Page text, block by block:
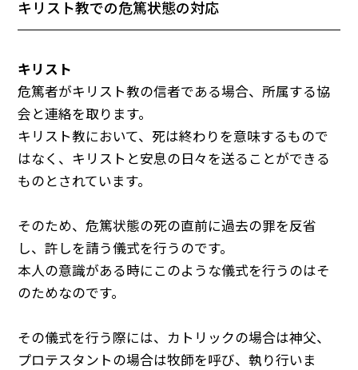
キリスト教での危篤状態の対応
キリスト
危篤者がキリスト教の信者である場合、所属する協
会と連絡を取ります。
キリスト教において、死は終わりを意味するもので
はなく、キリストと安息の日々を送ることができる
ものとされています。
そのため、危篤状態の死の直前に過去の罪を反省
し、許しを請う儀式を行うのです。
本人の意識がある時にこのような儀式を行うのはそ
のためなのです。
その儀式を行う際には、カトリックの場合は神父、
プロテスタントの場合は牧師を呼び、執り行いま